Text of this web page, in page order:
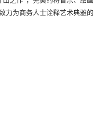
力为商务人士诠释艺术典雅